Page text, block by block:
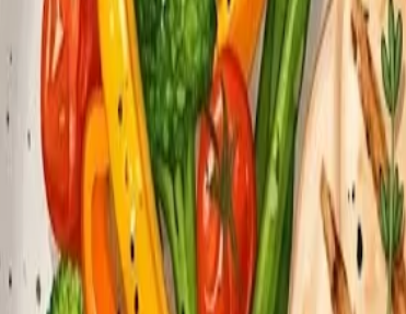
созданы так, чтобы есть их много. Они
и большинство из них вы не знаете — это